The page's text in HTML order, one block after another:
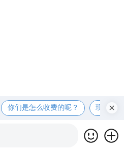
你们是怎么收费的呢？ 现在有